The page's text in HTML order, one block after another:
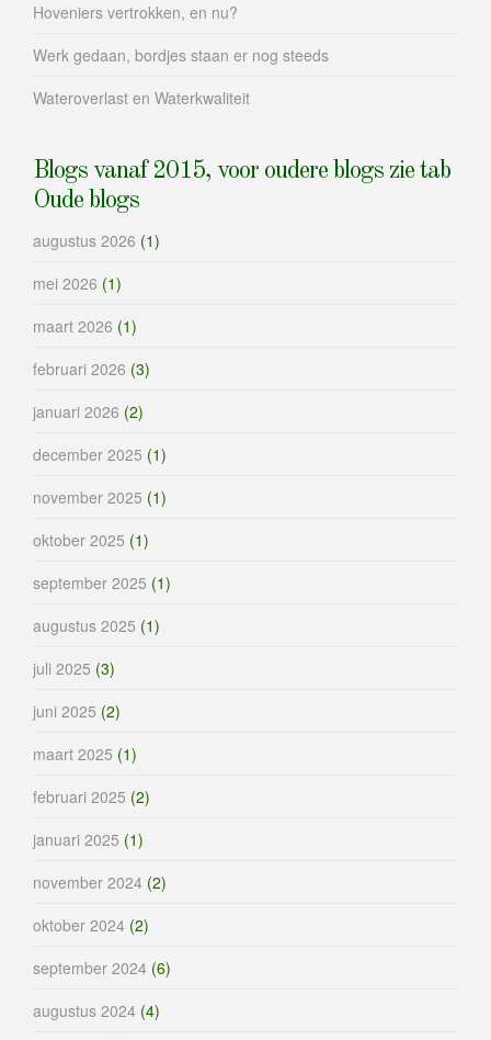
Hoveniers vertrokken, en nu?
Werk gedaan, bordjes staan er nog steeds
Wateroverlast en Waterkwaliteit
Blogs vanaf 2015, voor oudere blogs zie tab
Oude blogs
augustus 2026 (1)
mei 2026 (1)
maart 2026 (1)
februari 2026 (3)
januari 2026 (2)
december 2025 (1)
november 2025 (1)
oktober 2025 (1)
september 2025 (1)
augustus 2025 (1)
juli 2025 (3)
juni 2025 (2)
maart 2025 (1)
februari 2025 (2)
januari 2025 (1)
november 2024 (2)
oktober 2024 (2)
september 2024 (6)
augustus 2024 (4)